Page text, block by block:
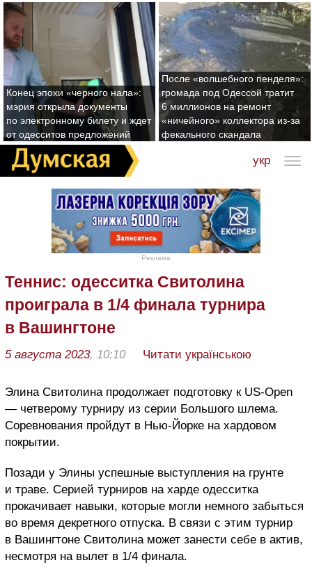
Конец эпохи «черного нала»:
мэрия открыла документы
по электронному билету и ждет
от одесситов предложений
После «волшебного пенделя»:
громада под Одессой тратит
6 миллионов на ремонт
«ничейного» коллектора из-за
фекального скандала
укр
Реклама
Теннис: одесситка Свитолина
проиграла в 1/4 финала турнира
в Вашингтоне
5 августа 2023, 10:10 Читати українською
Элина Свитолина продолжает подготовку к US-Open
— четверому турниру из серии Большого шлема.
Соревнования пройдут в Нью-Йорке на хардовом
покрытии.
Позади у Элины успешные выступления на грунте
и траве. Серией турниров на харде одесситка
прокачивает навыки, которые могли немного забыться
во время декретного отпуска. В связи с этим турнир
в Вашингтоне Свитолина может занести себе в актив,
несмотря на вылет в 1/4 финала.